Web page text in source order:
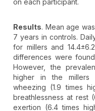
on each participant.
Results. Mean age
7 years in controls.
for millers and
differences were
However, the
higher in the millers
wheezing (1.9 times
breathlessness at rest
exertion (6.4 times